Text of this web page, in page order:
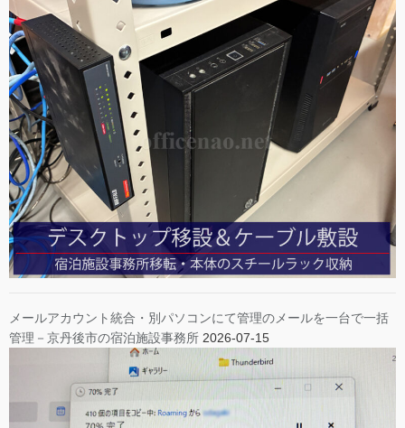
メールアカウント統合・別パソコンにて管理のメールを一台で一括
管理－京丹後市の宿泊施設事務所 2026-07-15